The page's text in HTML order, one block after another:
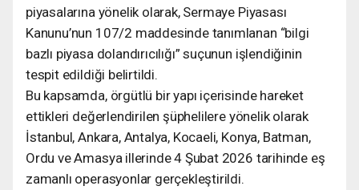
piyasalarına yönelik olarak, Sermaye Piyasası
Kanunu’nun 107/2 maddesinde tanımlanan “bilgi
bazlı piyasa dolandırıcılığı” suçunun işlendiğinin
tespit edildiği belirtildi.
Bu kapsamda, örgütlü bir yapı içerisinde hareket
ettikleri değerlendirilen şüphelilere yönelik olarak
İstanbul, Ankara, Antalya, Kocaeli, Konya, Batman,
Ordu ve Amasya illerinde 4 Şubat 2026 tarihinde eş
zamanlı operasyonlar gerçekleştirildi.